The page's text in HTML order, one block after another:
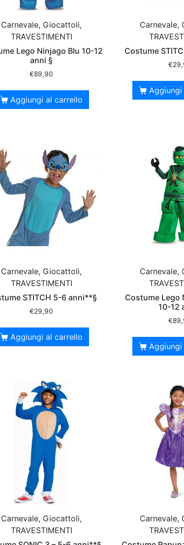
Carnevale, Giocattoli,
TRAVESTIMENTI
Lego Ninjago Blu 10-12
anni §
€89,90
Aggiungi al carrello
Carnevale,
Costume
€
Carnevale, Giocattoli,
TRAVESTIMENTI
STITCH 5-6 anni**§
€29,90
Aggiungi al carrello
Carnevale,
Costume Lego
10-12
€
Carnevale, Giocattoli,
TRAVESTIMENTI
Carnevale,